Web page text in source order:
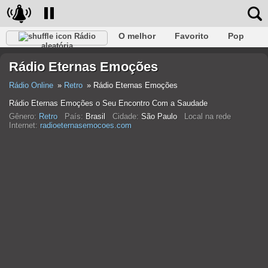
Rádio
aleatória
O melhor Favorito
Pop
Rap
Falk Jazz Bebê Clássico
Rádio Eternas Emoções
Rádio Online Retro
Rádio Eternas Emoções
Rádio Eternas Emoções o Seu Encontro Com a Saudade
Gênero: Retro País: Brasil Cidade: São Paulo
Local na rede
Internet: radioeternasemocoes.com